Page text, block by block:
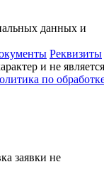
данных и
Реквизиты
и не
по
заявки не